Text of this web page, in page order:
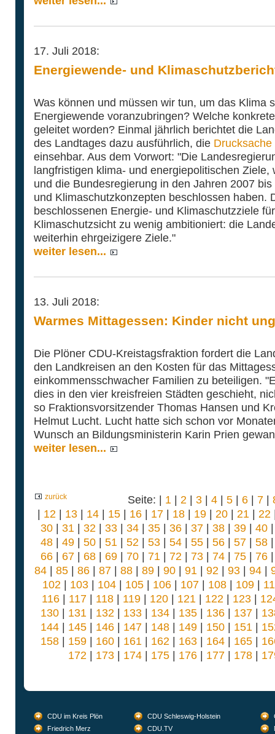
17. Juli 2018:
Energiewende- und
Was können und müssen wir tun, um das Klima
Energiewende voranzubringen? Welche
geleitet worden? Einmal jährlich berichtet die
des Landtages dazu ausführlich, die Drucksache
einsehbar. Aus dem Vorwort: "Die
langfristigen klima- und energiepolitischen
und die Bundesregierung in den Jahren 2007
und Klimaschutzkonzepten beschlossen haben.
beschlossenen Energie- und Klimaschutzziele
Klimaschutzsicht zu wenig ambitioniert: die
weiterhin ehrgeizigere Ziele."
weiter lesen...
13. Juli 2018:
Warmes Mittagessen: Kinder nicht
Die Plöner CDU-Kreistagsfraktion fordert die
den Landkreisen an den Kosten für das
einkommensschwacher Familien zu beteiligen.
dies in den vier kreisfreien Städten geschieht,
so Fraktionsvorsitzender Thomas Hansen und
Helmut Lucht. Lucht hatte sich schon vor
Wunsch an Bildungsministerin Karin Prien
weiter lesen...
zurück Seite: | 1 | 2 | 3 | 4 | 5 | 6 | 7 |
| 12 | 13| 14| 15| 16| 17| 18| 19| 20| 21 | 22
30| 31 | 32 | 33| 34| 35| 36| 37| 38| 39| 40
48| 49| 50| 51 | 52 | 53| 54| 55| 56| 57| 58
66| 67| 68| 69| 70| 71 | 72 | 73| 74| 75| 76
84| 85| 86| 87| 88| 89| 90| 91 | 92 | 93| 94|
102 | 103 | 104 | 105 | 106 | 107 | 108 | 109 |
116| 117| 118| 119| 120| 121 | 122 | 123|
130| 131 | 132 | 133| 134| 135| 136| 137|
144| 145| 146| 147| 148| 149| 150| 151 |
158| 159| 160| 161 | 162 | 163| 164| 165|
172 | 173| 174| 175| 176| 177| 178|
CDU im Kreis Plön CDU Schleswig-Holstein
Friedrich Merz
CDU.TV